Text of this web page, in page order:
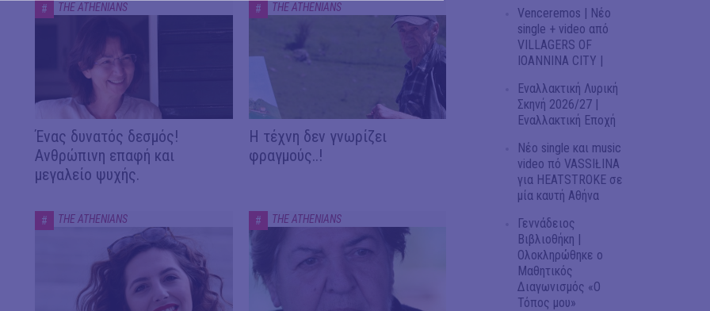
# THE ATHENIANS
Ένας δυνατός δεσμός!
Ανθρώπινη επαφή και
μεγαλείο ψυχής.
# THE ATHENIANS
Η τέχνη δεν γνωρίζει
φραγμούς..!
# THE ATHENIANS # THE ATHENIANS
Venceremos | Νέο
single + video από
VILLAGERS OF
IOANNINA CITY |
Εναλλακτική Λυρική
Σκηνή 2026/27 |
Εναλλακτική Εποχή
Νέο single και music
video πό VASSIŁINA
για HEATSTROKE σε
μία καυτή Αθήνα
Γεννάδειος
Βιβλιοθήκη |
Ολοκληρώθηκε ο
Μαθητικός
Διαγωνισμός «Ο
Τόπος μου»